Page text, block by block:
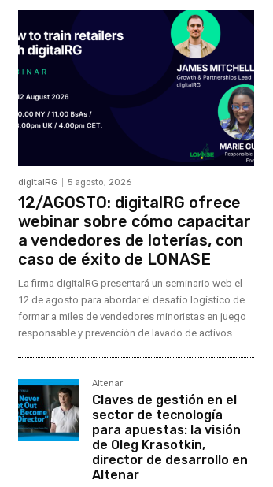
digitalRG 5 agosto, 2026
12/AGOSTO: digitalRG ofrece
webinar sobre cómo capacitar
a vendedores de loterías, con
caso de éxito de LONASE
La firma digitalRG presentará un seminario web el
12 de agosto para abordar el desafío logístico de
formar a miles de vendedores minoristas en juego
responsable y prevención de lavado de activos.
Altenar
Claves de gestión en el
sector de tecnología
para apuestas: la visión
de Oleg Krasotkin,
director de desarrollo en
Altenar